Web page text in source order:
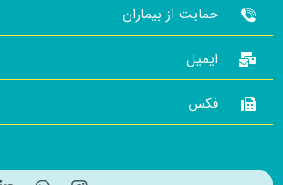
حمایت از بیماران
ایمیل
فکس